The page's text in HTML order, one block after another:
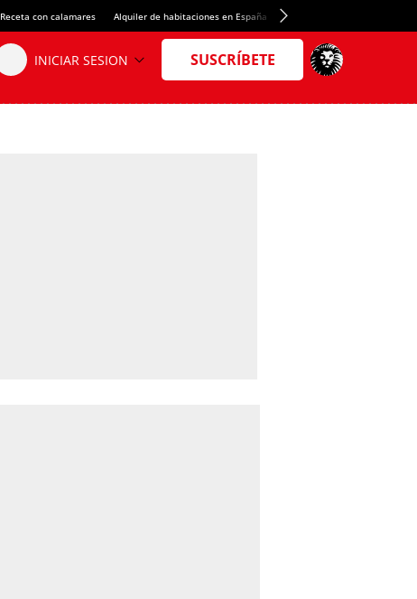
Receta con calamares Alquiler de habitaciones en España Crédito del Spotify Camp Nou